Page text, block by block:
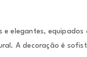
e elegantes,
A decoração é